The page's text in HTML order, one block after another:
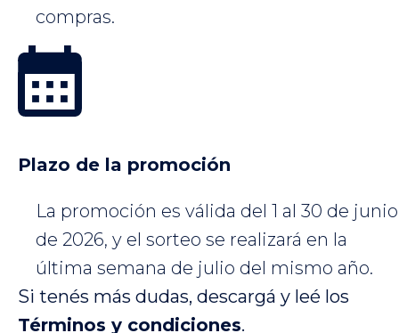
compras.
Plazo de la promoción
La promoción es válida del 1 al 30 de junio
de 2026, y el sorteo se realizará en la
última semana de julio del mismo año.
Si tenés más dudas, descargá y leé los
Términos y condiciones.